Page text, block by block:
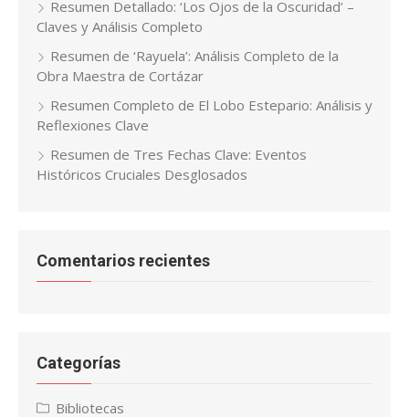
Resumen Detallado: ‘Los Ojos de la Oscuridad’ –
Claves y Análisis Completo
Resumen de ‘Rayuela’: Análisis Completo de la
Obra Maestra de Cortázar
Resumen Completo de El Lobo Estepario: Análisis y
Reflexiones Clave
Resumen de Tres Fechas Clave: Eventos
Históricos Cruciales Desglosados
Comentarios recientes
Categorías
Bibliotecas